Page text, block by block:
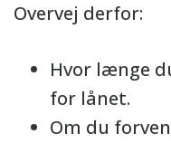
Overvej derfor:
Hvor længe
for lånet.
Om du